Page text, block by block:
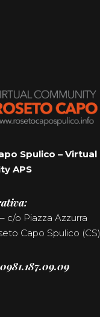
Spulico – Virtual
APS
c/o Piazza Azzurra
Capo Spulico (CS)